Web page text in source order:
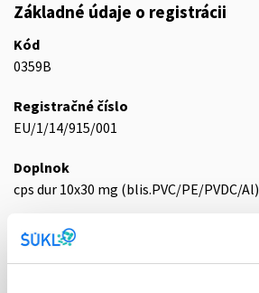
Základné údaje o registrácii
Kód
0359B
Registračné číslo
EU/1/14/915/001
Doplnok
cps dur 10x30 mg (blis.PVC/PE/PVDC/Al)
Stav
E - EU registrácia